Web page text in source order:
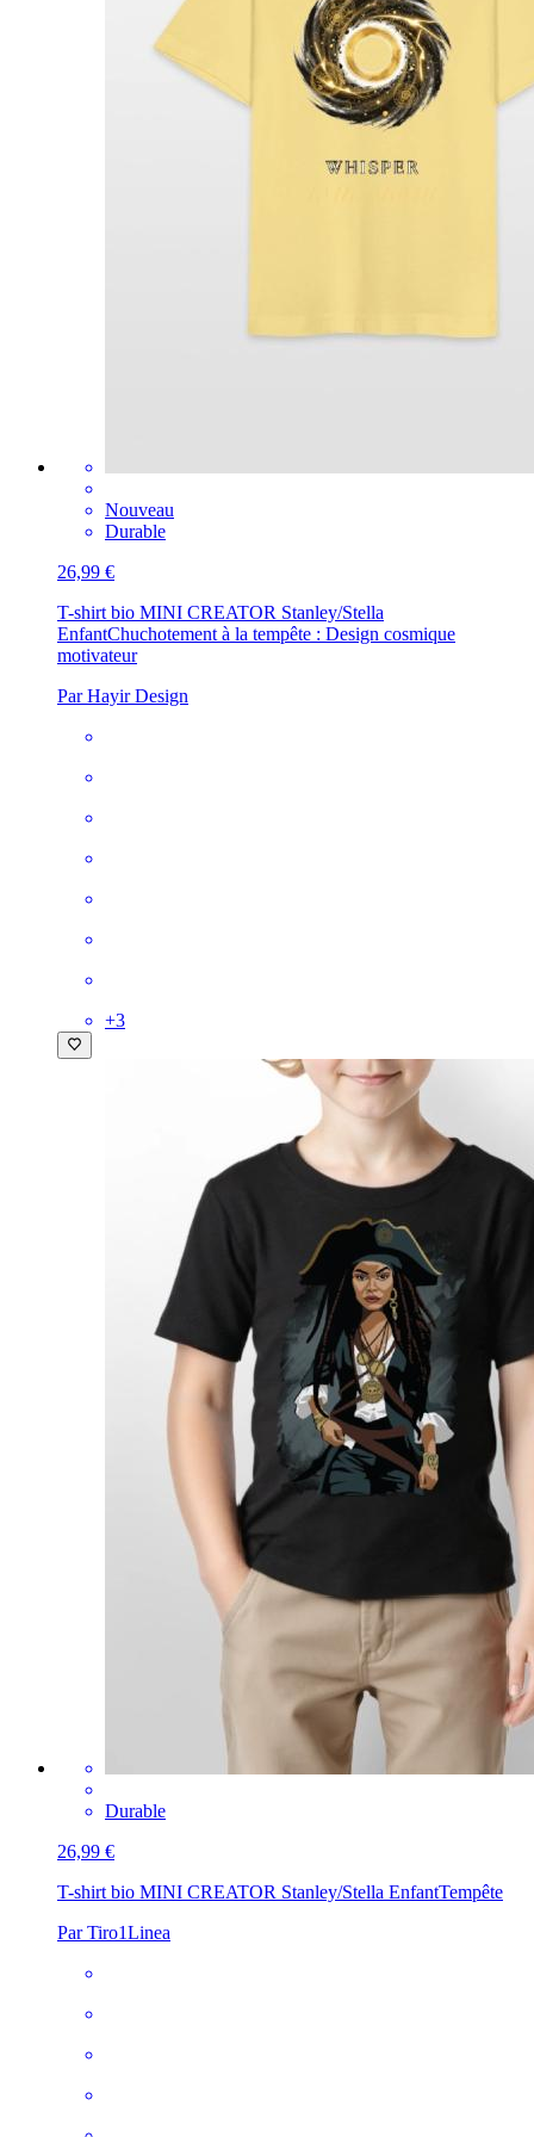
Nouveau
Durable
26,99 €
T-shirt bio MINI CREATOR Stanley/Stella
EnfantChuchotement à la tempête : Design cosmique
motivateur
Par Hayir Design
+3
Durable
26,99 €
T-shirt bio MINI CREATOR Stanley/Stella EnfantTempête
Par Tiro1Linea